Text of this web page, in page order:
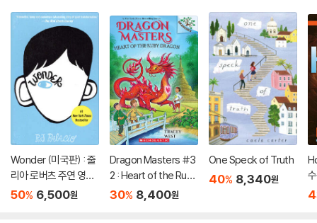
Wonder (미국판) : 줄
리아 로버츠 주연 영화
'원더' 원작 소설
50% 6,500원
Dragon Masters #3
2 : Heart of the Ruby
Dragon (A Branches
30% 8,400원
One Speck of Truth
40% 8,340원